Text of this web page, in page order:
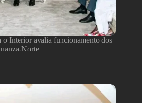
o Interior avalia funcionamento dos
Norte.